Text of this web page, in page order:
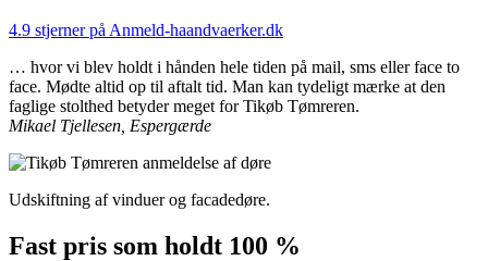
4.9 stjerner på Anmeld-haandvaerker.dk
… hvor vi blev holdt i hånden hele tiden på mail, sms eller face to
face. Mødte altid op til aftalt tid. Man kan tydeligt mærke at den
faglige stolthed betyder meget for Tikøb Tømreren.
Mikael Tjellesen, Espergærde
Udskiftning af vinduer og facadedøre.
Fast pris som holdt 100 %